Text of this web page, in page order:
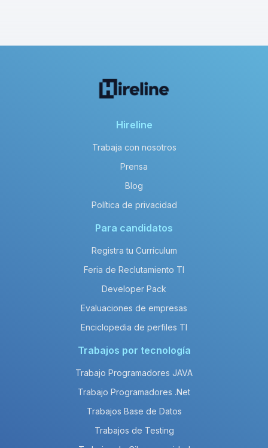
Hireline
Trabaja con nosotros
Prensa
Blog
Política de privacidad
Para candidatos
Registra tu Currículum
Feria de Reclutamiento TI
Developer Pack
Evaluaciones de empresas
Enciclopedia de perfiles TI
Trabajos por tecnología
Trabajo Programadores JAVA
Trabajo Programadores .Net
Trabajos Base de Datos
Trabajos de Testing